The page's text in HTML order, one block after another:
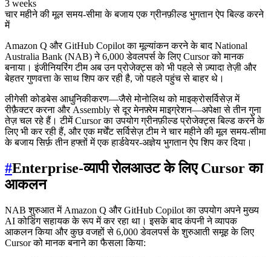
3 weeks
चार महीने की मूल समय-सीमा के बजाय एक ग्रीनफ़ील्ड भुगतान ऐप बिल्ड करने
में
Amazon Q और GitHub Copilot का मूल्यांकन करने के बाद National
Australia Bank (NAB) ने 6,000 डेवलपर्स के लिए Cursor को मानक
बनाया। इंजीनियरिंग टीम अब उन प्रोजेक्ट्स को भी पहले से ज़्यादा तेज़ी और
बेहतर गुणवत्ता के साथ शिप कर रही है, जो पहले पहुंच से बाहर थे।
लीगेसी कोडबेस आधुनिकीकरण—जैसे मोनोलिथ को माइक्रोसर्विसेज़ में
रीफ़ैक्टर करना और Assembly से दूर मेनफ़्रेम माइग्रेशन—अपेक्षा से तीन गुना
तेज़ चल रहे हैं। टीमें Cursor का उपयोग ग्रीनफ़ील्ड प्रोजेक्ट्स बिल्ड करने के
लिए भी कर रही हैं, और एक मर्चेंट सर्विसेज़ टीम ने चार महीने की मूल समय-सीमा
के बजाय सिर्फ़ तीन हफ्तों में एक हार्डवेयर-अज्ञेय भुगतान ऐप शिप कर दिया।
#Enterprise-व्यापी रोलआउट के लिए Cursor का
आकलन
NAB शुरुआत में Amazon Q और GitHub Copilot का उपयोग अपने मुख्य
AI कोडिंग सहायक के रूप में कर रहा था। इसके बाद कंपनी ने व्यापक
आकलन किया और कुछ वजहों से 6,000 डेवलपर्स के शुरुआती समूह के लिए
Cursor को मानक बनाने का फैसला किया: